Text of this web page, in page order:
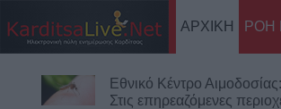
ΑΡΧΙΚΗ ΡΟΗ
Εθνικό Κέντρο Αιμοδοσίας:
Στις επηρεαζόμενες